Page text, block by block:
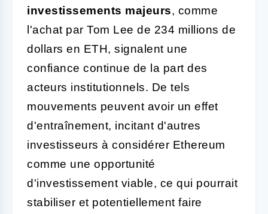
investissements majeurs, comme
l'achat par Tom Lee de 234 millions de
dollars en ETH, signalent une
confiance continue de la part des
acteurs institutionnels. De tels
mouvements peuvent avoir un effet
d'entraînement, incitant d'autres
investisseurs à considérer Ethereum
comme une opportunité
d'investissement viable, ce qui pourrait
stabiliser et potentiellement faire